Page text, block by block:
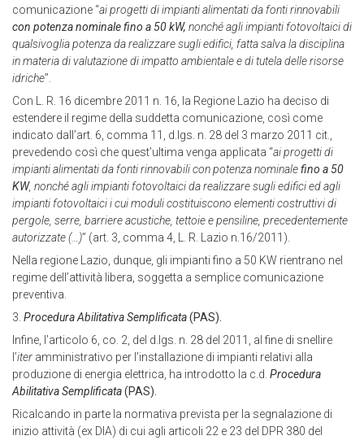
comunicazione “ai progetti di impianti alimentati da fonti rinnovabili
con potenza nominale fino a 50 kW, nonché agli impianti fotovoltaici di
qualsivoglia potenza da realizzare sugli edifici, fatta salva la disciplina
in materia di valutazione di impatto ambientale e di tutela delle risorse
idriche”.
Con L. R. 16 dicembre 2011 n. 16, la Regione Lazio ha deciso di
estendere il regime della suddetta comunicazione, così come
indicato dall’art. 6, comma 11, d.lgs. n. 28 del 3 marzo 2011 cit.,
prevedendo così che quest’ultima venga applicata “ai progetti di
impianti alimentati da fonti rinnovabili con potenza nominalefino a 50
KW, nonché agli impianti fotovoltaici da realizzare sugli edifici ed agli
impianti fotovoltaici i cui moduli costituiscono elementi costruttivi di
pergole, serre, barriere acustiche, tettoie e pensiline, precedentemente
autorizzate (…)” (art. 3, comma 4, L. R. Lazio n.16/2011).
Nella regione Lazio, dunque, gli impianti fino a 50 KW rientrano nel
regime dell’attività libera, soggetta a semplice comunicazione
preventiva.
3. Procedura Abilitativa Semplificata(PAS).
Infine, l’articolo 6, co. 2, del d.lgs. n. 28 del 2011, al fine di snellire
l’iter amministrativo per l’installazione di impianti relativi alla
produzione di energia elettrica, ha introdotto la c.d. Procedura
Abilitativa Semplificata(PAS).
Ricalcando in parte la normativa prevista per la segnalazione di
inizio attività (ex DIA) di cui agli articoli 22 e 23 del DPR 380 del